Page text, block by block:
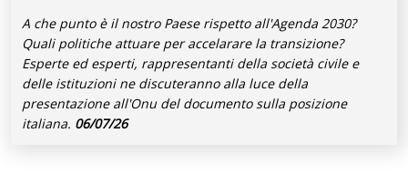
A che punto è il nostro Paese rispetto all'Agenda 2030?
Quali politiche attuare per accelarare la transizione?
Esperte ed esperti, rappresentanti della società civile e
delle istituzioni ne discuteranno alla luce della
presentazione all'Onu del documento sulla posizione
italiana. 06/07/26